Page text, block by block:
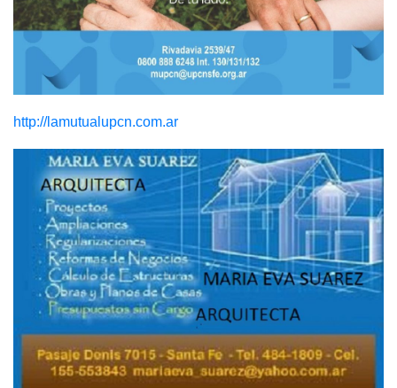
http://lamutualupcn.com.ar